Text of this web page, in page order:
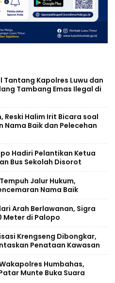
Tantang Kapolres Luwu dan
Tambang Emas Ilegal di
Reski Halim Irit Bicara soal
Nama Baik dan Pelecehan
Hadiri Pelantikan Ketua
Bus Sekolah Disorot
Jalur Hukum,
Nama Baik
Arah Berlawanan, Sigra
Meter di Palopo
Krengseng Dibongkar,
Penataan Kawasan
Humbahas,
Munte Buka Suara